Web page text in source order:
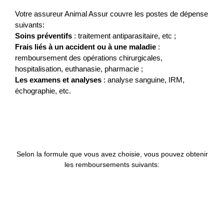
Votre assureur Animal Assur couvre les postes de dépense
suivants:
Soins préventifs : traitement antiparasitaire, etc ;
Frais liés à un accident ou à une maladie :
remboursement des opérations chirurgicales,
hospitalisation, euthanasie, pharmacie ;
Les examens et analyses : analyse sanguine, IRM,
échographie, etc.
Selon la formule que vous avez choisie, vous pouvez obtenir
les remboursements suivants: